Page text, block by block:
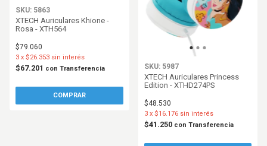
SKU: 5863
XTECH Auriculares Khione -
Rosa - XTH564
$79.060
$67.201 con Transferencia
3 x $26.353 sin interés
SKU: 5987
XTECH Auriculares Princess
Edition - XTHD274PS
$48.530
$41.250 con Transferencia
3 x $16.176 sin interés